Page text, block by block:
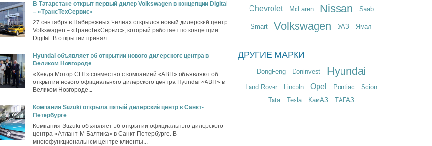
В Татарстане открыт первый дилер Volkswagen в концепции Digital
– «ТрансТехСервис»
27 сентября в Набережных Челнах открылся новый дилерский центр
Volkswagen – «ТрансТехСервис», который работает по концепции
Digital. В открытии принял...
Hyundai объявляет об открытии нового дилерского центра в
Великом Новгороде
«Хендэ Мотор СНГ» совместно с компанией «АВН» объявляют об
открытии нового официального дилерского центра Hyundai «АВН» в
Великом Новгороде...
Компания Suzuki открыла пятый дилерский центр в Санкт-
Петербурге
Компания Suzuki объявляет об открытии официального дилерского
центра «Атлант-М Балтика» в Санкт-Петербурге. В
многофункциональном центре клиенты...
Chevrolet McLaren Nissan Saab
Smart Volkswagen УАЗ Ямал
ДРУГИЕ МАРКИ
DongFeng Doninvest Hyundai
Land Rover Lincoln Opel Pontiac
Scion
Tata
Tesla КамАЗ ТАГАЗ